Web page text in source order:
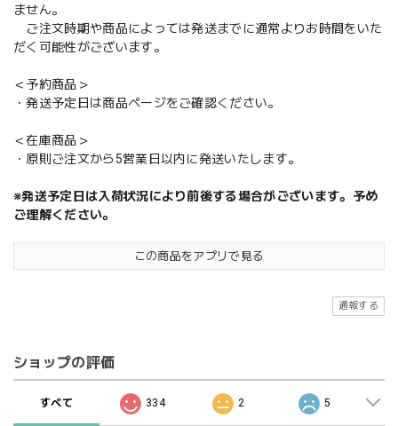
ません。
ご注文時期や商品によっては発送までに通常よりお時間をいた
だく可能性がございます。
＜予約商品＞
・発送予定日は商品ページをご確認ください。
＜在庫商品＞
・原則ご注文から5営業日以内に発送いたします。
※発送予定日は入荷状況により前後する場合がございます。予め
ご理解ください。
この商品をアプリで見る
通報する
ショップの評価
すべて 334 2 5